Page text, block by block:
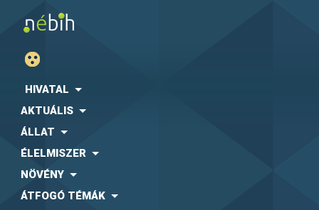
HIVATAL
AKTUÁLIS
ÁLLAT
ÉLELMISZER
NÖVÉNY
ÁTFOGÓ TÉMÁK